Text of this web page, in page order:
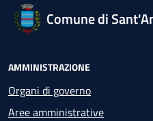
Comune di
AMMINISTRAZIONE
Organi di governo
Aree amministrative